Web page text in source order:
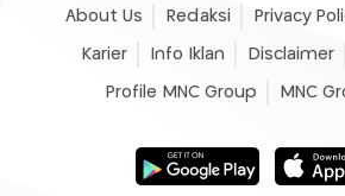
About Us Redaksi Privacy
Karier Info Iklan Disclaimer
Profile MNC Group MNC